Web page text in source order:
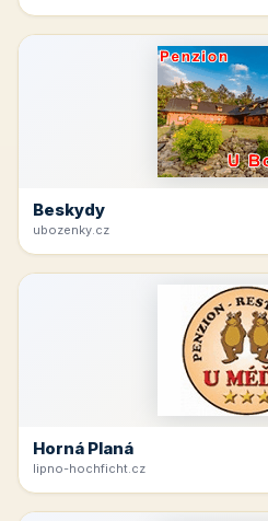
Beskydy
ubozenky.cz
Horná Planá
lipno-hochficht.cz